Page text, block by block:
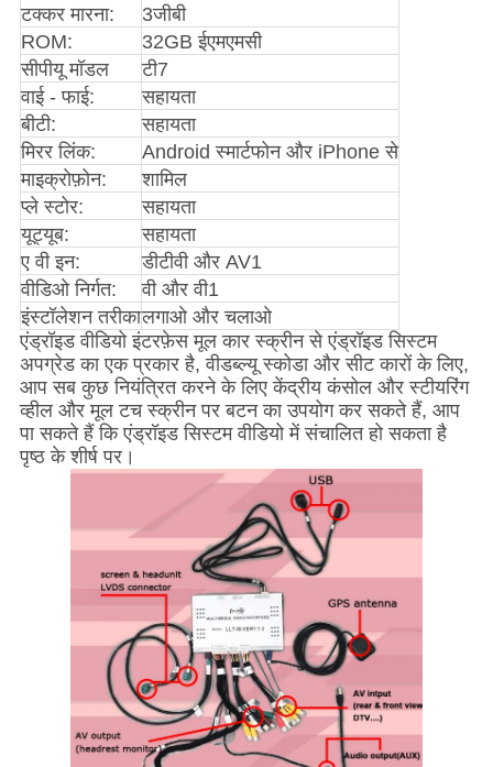
टक्कर मारना:
3जीबी
ROM:
32GB ईएमएमसी
सीपीयू मॉडल
टी7
वाई - फाई:
सहायता
बीटी:
सहायता
मिरर लिंक:
Android स्मार्टफोन और iPhone से
माइक्रोफ़ोन:
शामिल
प्ले स्टोर:
सहायता
यूट्यूब:
सहायता
ए वी इन:
डीटीवी और AV1
वीडिओ निर्गत:
वी और वी1
इंस्टॉलेशन तरीकालगाओ और चलाओ
एंड्रॉइड वीडियो इंटरफ़ेस मूल कार स्क्रीन से एंड्रॉइड सिस्टम
अपग्रेड का एक प्रकार है, वीडब्ल्यू स्कोडा और सीट कारों के लिए,
आप सब कुछ नियंत्रित करने के लिए केंद्रीय कंसोल और स्टीयरिंग
व्हील और मूल टच स्क्रीन पर बटन का उपयोग कर सकते हैं, आप
पा सकते हैं कि एंड्रॉइड सिस्टम वीडियो में संचालित हो सकता है
पृष्ठ के शीर्ष पर।